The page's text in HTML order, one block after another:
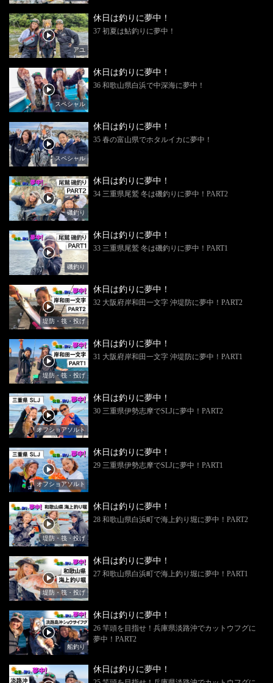
アユ
休日は釣りに夢中！
37 初夏は鮎釣りに夢中！
スペシャル
休日は釣りに夢中！
36 和歌山県白浜で中深海に夢中！
スペシャル
休日は釣りに夢中！
35 春の富山県でホタルイカに夢中！
磯釣り
休日は釣りに夢中！
34 三重県尾鷲 冬は磯釣りに夢中！PART2
磯釣り
休日は釣りに夢中！
33 三重県尾鷲 冬は磯釣りに夢中！PART1
堤防・筏・投げ
休日は釣りに夢中！
32 大阪府岸和田一文字 沖堤防に夢中！PART2
堤防・筏・投げ
休日は釣りに夢中！
31 大阪府岸和田一文字 沖堤防に夢中！PART1
オフショアソルト
休日は釣りに夢中！
30 三重県伊勢志摩でSLJに夢中！PART2
オフショアソルト
休日は釣りに夢中！
29 三重県伊勢志摩でSLJに夢中！PART1
堤防・筏・投げ
休日は釣りに夢中！
28 和歌山県白浜町で海上釣り堀に夢中！PART2
堤防・筏・投げ
休日は釣りに夢中！
27 和歌山県白浜町で海上釣り堀に夢中！PART1
船釣り
休日は釣りに夢中！
26 竿頭を目指せ！兵庫県淡路沖でカットウフグに
夢中！PART2
休日は釣りに夢中！